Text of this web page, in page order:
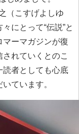
（こすげよしゆ
にとって“伝説”と
マーマガジンが復
れていくとのこ
者としても心底
ています。